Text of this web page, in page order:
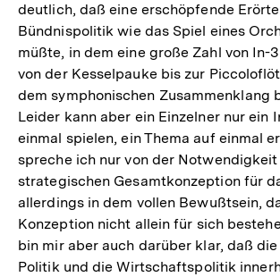
deutlich, daß eine erschöpfende
Bündnispolitik wie das Spiel eines
müßte, in dem eine große Zahl von In-
von der Kesselpauke bis zur
dem symphonischen Zusammenklang
Leider kann aber ein Einzelner nur ein
einmal spielen, ein Thema auf einmal
spreche ich nur von der
strategischen Gesamtkonzeption für
allerdings in dem vollen Bewußtsein,
Konzeption nicht allein für sich
bin mir aber auch darüber klar, daß
Politik und die Wirtschaftspolitik